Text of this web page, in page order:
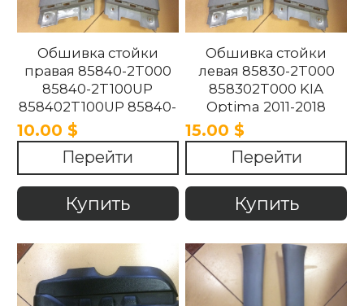
Обшивка стойки
правая 85840-2T000
85840-2T100UP
858402T100UP 85840-
2T100UP KIA Optima
2011-2018
10.00 $
Перейти
Купить
Обшивка стойки
левая 85830-2T000
858302T000 KIA
Optima 2011-2018
15.00 $
Перейти
Купить